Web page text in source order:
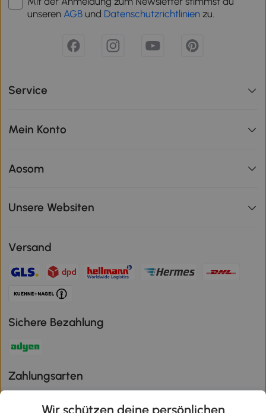
unseren AGB und Datenschutzrichtlinien zu.
Service
Mein Konto
Aosom
Unsere Websiten
Versand
Sichere Bezahlung
Zahlungsarten
Wir schützen deine persönlichen